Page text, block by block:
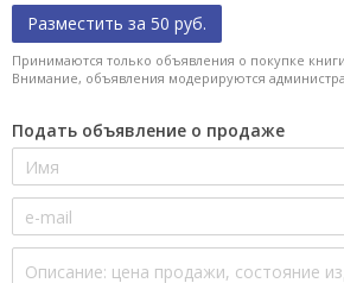
Разместить за 50 руб.
Принимаются только объявления о покупке
Внимание, объявления модерируются
Подать объявление о продаже